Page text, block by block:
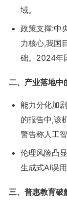
域。
政策支撑:中
力核心,我国
础。2024年
二、产业落地中
能力分化加
的报告中,该
警告称人工
伦理风险凸
生成式AI误
三、普惠教育破